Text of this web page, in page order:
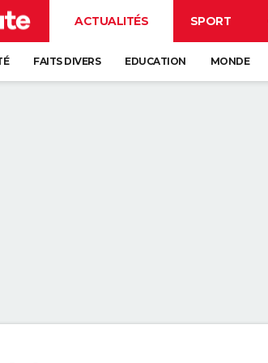
ACTUALITÉS SPORT
FAITS DIVERS EDUCATION MONDE